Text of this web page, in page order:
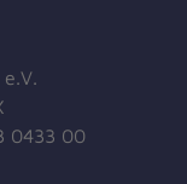
0433 00